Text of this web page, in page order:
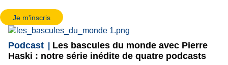
Je m'inscris
Podcast
Les bascules du monde avec Pierre
Haski : notre série inédite de quatre podcasts